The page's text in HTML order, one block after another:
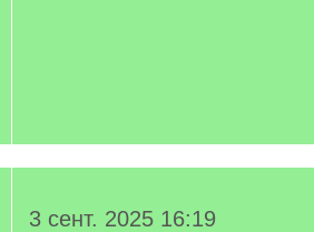
3 сент. 2025 16:19